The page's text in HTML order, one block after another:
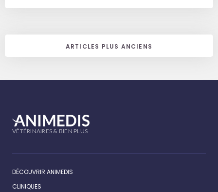
ARTICLES PLUS ANCIENS
VÉTÉRINAIRES & BIEN PLUS
DÉCOUVRIR ANIMEDIS
CLINIQUES